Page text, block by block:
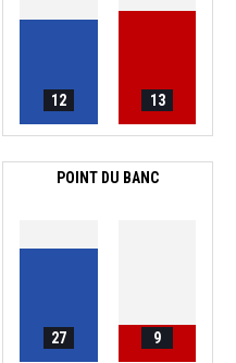
12 13
POINT DU BANC
27 9